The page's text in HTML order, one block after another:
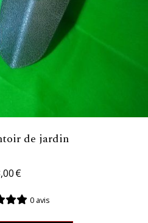
de jardin
€
0 avis